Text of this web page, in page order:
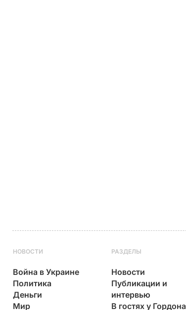
НОВОСТИ
Война в Украине
Политика
Деньги
Мир
РАЗДЕЛЫ
Новости
Публикации и
интервью
В гостях у Гордона